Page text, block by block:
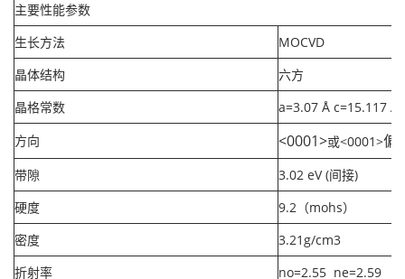
主要性能参数
生长方法
MOCVD
晶体结构
六方
晶格常数
a=3.07 Å c=15.117 Å
方向
<0001>或<0001>偏
带隙
3.02 eV (间接)
硬度
9.2（mohs）
密度
3.21g/cm3
折射率
no=2.55 ne=2.59